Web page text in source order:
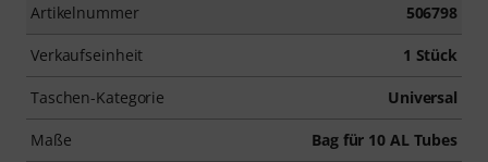
Artikelnummer 506798
Verkaufseinheit 1 Stück
Taschen-Kategorie Universal
Maße Bag für 10 AL Tubes